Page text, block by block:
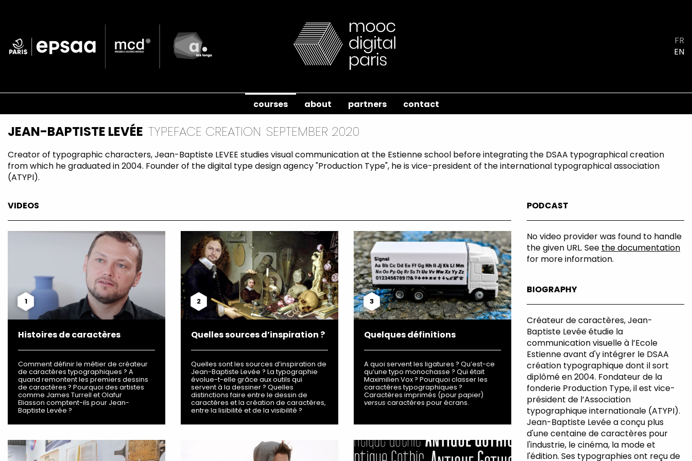
content
FR
EN
principale
courses about partners contact
JEAN-BAPTISTE LEVÉE TYPEFACE CREATION SEPTEMBER 2020
Creator of typographic characters, Jean-Baptiste LEVEE studies visual communication at the Estienne school before integrating the DSAA typographical creation
from which he graduated in 2004. Founder of the digital type design agency "Production Type", he is vice-president of the international typographical association
(ATYPI).
VIDEOS
1
Histoires de caractères
Comment définir le métier de créateur
de caractères typographiques ? A
quand remontent les premiers dessins
de caractères ? Pourquoi des artistes
comme James Turrell et Olafur
Eliasson comptent-ils pour Jean-
Baptiste Levée ?
2
Quelles sources d’inspiration ?
Quelles sont les sources d’inspiration de
Jean-Baptiste Levée ? La typographie
évolue-t-elle grâce aux outils qui
servent à la dessiner ? Quelles
distinctions faire entre le dessin de
caractères et la création de caractères,
entre la lisibilité et de la visibilité ?
3
Quelques définitions
A quoi servent les ligatures ? Qu’est-ce
qu’une typo monochasse ? Qui était
Maximilien Vox ? Pourquoi classer les
caractères typographiques ?
Caractères imprimés (pour papier)
versus caractères pour écrans.
PODCAST
No video provider was found to handle
the given URL. See the documentation
for more information.
BIOGRAPHY
Créateur de caractères, Jean-
Baptiste Levée étudie la
communication visuelle à l’Ecole
Estienne avant d'y intégrer le DSAA
création typographique dont il sort
diplômé en 2004. Fondateur de la
fonderie Production Type, il est vice-
président de l’Association
typographique internationale (ATYPI).
Jean-Baptiste Levée a conçu plus
d'une centaine de caractères pour
l'industrie, le cinéma, la mode et
l'édition. Ses typographies ont reçu de